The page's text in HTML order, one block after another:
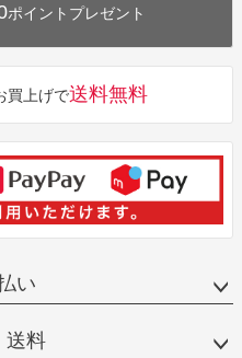
ポイントプレゼント
買上げで送料無料
い
送料